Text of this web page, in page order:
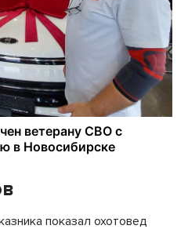
показал охотовед